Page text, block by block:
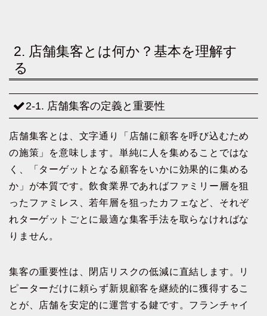
2. 店舗集客とは何か？基本を理解す
る
2-1. 店舗集客の定義と重要性
店舗集客とは、文字通り「店舗に顧客を呼び込むため
の施策」を意味します。単純に人を集めることではな
く、「ターゲットとなる顧客をいかに効果的に集める
か」が本質です。飲食業界であればファミリー層を狙
ったファミレス、若年層を狙ったカフェなど、それぞ
れターゲットごとに最適な集客手法を取らなければな
りません。
集客の重要性は、閉店リスクの低減に直結します。リ
ピーターだけに頼らず新規顧客を継続的に獲得するこ
とが、店舗を安定的に運営する鍵です。フランチャイ